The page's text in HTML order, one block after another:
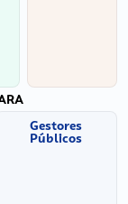
Gestores
Públicos